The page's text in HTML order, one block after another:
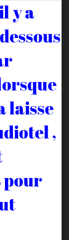
y a
laisse
,
pour